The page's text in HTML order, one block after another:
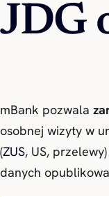
JDG
mBank pozwala
osobnej wizyty w
(ZUS, US,
danych